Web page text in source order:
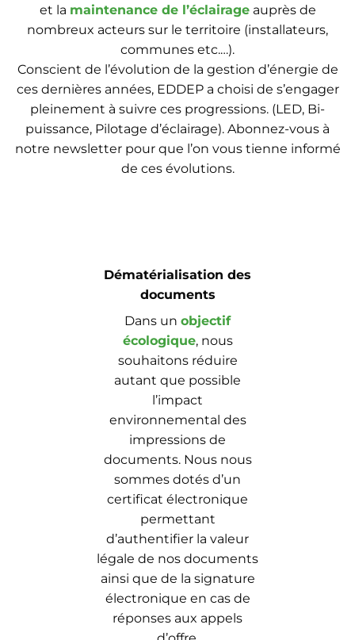
et la maintenance de l’éclairageauprès de
nombreux acteurs sur le territoire (installateurs,
communes etc.…).
Conscient de l’évolution de la gestion d’énergie de
ces dernières années, EDDEP a choisi de s’engager
pleinement à suivre ces progressions. (LED, Bi-
puissance, Pilotage d’éclairage). Abonnez-vous à
notre newsletter pour que l’on vous tienne informé
de ces évolutions.
Dématérialisation des
documents
Dans un objectif
écologique, nous
souhaitons réduire
autant que possible
l’impact
environnemental des
impressions de
documents. Nous nous
sommes dotés d’un
certificat électronique
permettant
d’authentifier la valeur
légale de nos documents
ainsi que de la signature
électronique en cas de
réponses aux appels